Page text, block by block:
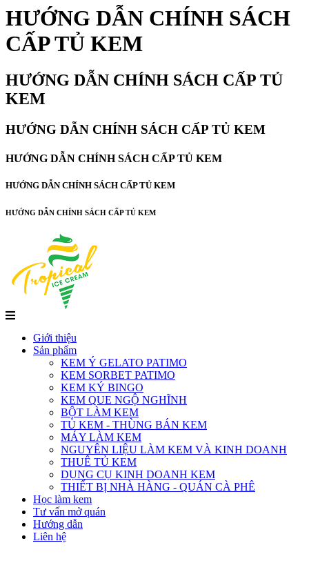
HƯỚNG DẪN CHÍNH SÁCH
CẤP TỦ KEM
HƯỚNG DẪN CHÍNH SÁCH CẤP TỦ
KEM
HƯỚNG DẪN CHÍNH SÁCH CẤP TỦ KEM
HƯỚNG DẪN CHÍNH SÁCH CẤP TỦ KEM
HƯỚNG DẪN CHÍNH SÁCH CẤP TỦ KEM
HƯỚNG DẪN CHÍNH SÁCH CẤP TỦ KEM
Giới thiệu
Sản phẩm
KEM Ý GELATO PATIMO
KEM SORBET PATIMO
KEM KÝ BINGO
KEM QUE NGỘ NGHĨNH
BỘT LÀM KEM
TỦ KEM - THÙNG BÁN KEM
MÁY LÀM KEM
NGUYÊN LIỆU LÀM KEM VÀ KINH DOANH
THUÊ TỦ KEM
DỤNG CỤ KINH DOANH KEM
THIẾT BỊ NHÀ HÀNG - QUÁN CÀ PHÊ
Học làm kem
Tư vấn mở quán
Hướng dẫn
Liên hệ